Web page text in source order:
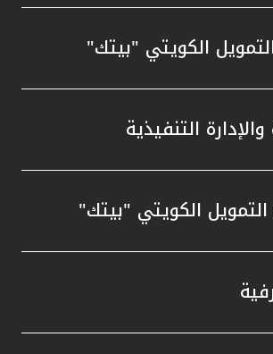
الكويتي "بيتك"
التنفيذية
الكويتي "بيتك"